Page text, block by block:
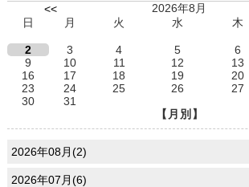
<<
2026年8月
日
月 火 水 木
2
3 4 5 6
9
10 11 12 13
16
17 18 19 20
23
24 25 26 27
30
31
【月別】
2026年08月(2)
2026年07月(6)